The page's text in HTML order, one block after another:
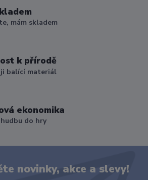
mám skladem
k přírodě
balící materiál
ekonomika
do hry
novinky, akce a slevy!